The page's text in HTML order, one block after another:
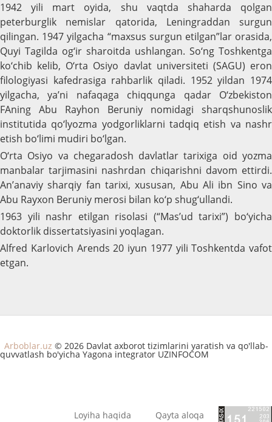
1942 yili mart oyida, shu vaqtda shaharda qolgan
peterburglik nemislar qatorida, Leningraddan surgun
qilingan. 1947 yilgacha “maxsus surgun etilgan”lar orasida,
Quyi Tagilda og‘ir sharoitda ushlangan. So‘ng Toshkentga
ko‘chib kelib, O‘rta Osiyo davlat universiteti (SAGU) eron
filologiyasi kafedrasiga rahbarlik qiladi. 1952 yildan 1974
yilgacha, ya’ni nafaqaga chiqqunga qadar O‘zbekiston
FAning Abu Rayhon Beruniy nomidagi sharqshunoslik
institutida qo‘lyozma yodgorliklarni tadqiq etish va nashr
etish bo‘limi mudiri bo‘lgan.
O‘rta Osiyo va chegaradosh davlatlar tarixiga oid yozma
manbalar tarjimasini nashrdan chiqarishni davom ettirdi.
An’anaviy sharqiy fan tarixi, xususan, Abu Ali ibn Sino va
Abu Rayxon Beruniy merosi bilan ko‘p shug‘ullandi.
1963 yili nashr etilgan risolasi (“Mas’ud tarixi”) bo‘yicha
doktorlik dissertatsiyasini yoqlagan.
Alfred Karlovich Arends 20 iyun 1977 yili Toshkentda vafot
etgan.
Arboblar.uz © 2026 Davlat axborot tizimlarini yaratish va qo'llab-
quvvatlash bo'yicha Yagona integrator UZINFOCOM
Loyiha haqida Qayta aloqa